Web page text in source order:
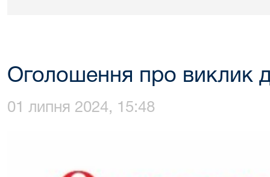
Оголошення про виклик
01 липня 2024, 15:48